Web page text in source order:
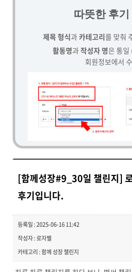
따뜻한 후기
제목 형식과카테고리를 맞춰
활동명과작성자 명은 통일
회원정보에서
[함께성장#9_30일 챌린지]
후기입니다.
등록일 : 2025-06-16 11:42
작성자 : 로자벨
카테고리 : 함께 성장 챌린지